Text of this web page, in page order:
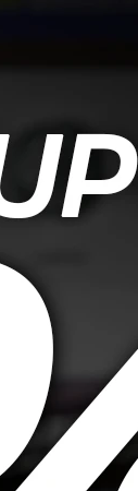
de alta